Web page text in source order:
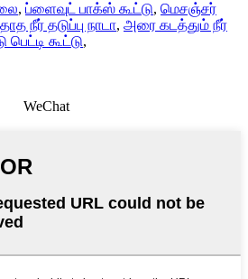
, ப்ளைவுட் பாக்ஸ் கூட்டு, மெசஞ்சர்
நீர் தடுப்பு நாடா, அரை கடத்தும் நீர்
பெட்டி கூட்டு,
WeChat